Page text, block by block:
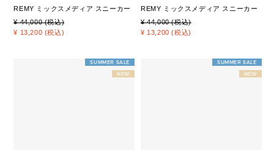
REMY ミックスメディア スニーカー
¥ 44,000 (税込)
¥ 13,200 (税込)
REMY ミックスメディア スニーカー
¥ 44,000 (税込)
¥ 13,200 (税込)
SUMMER SALE
NEW
SUMMER SALE
NEW